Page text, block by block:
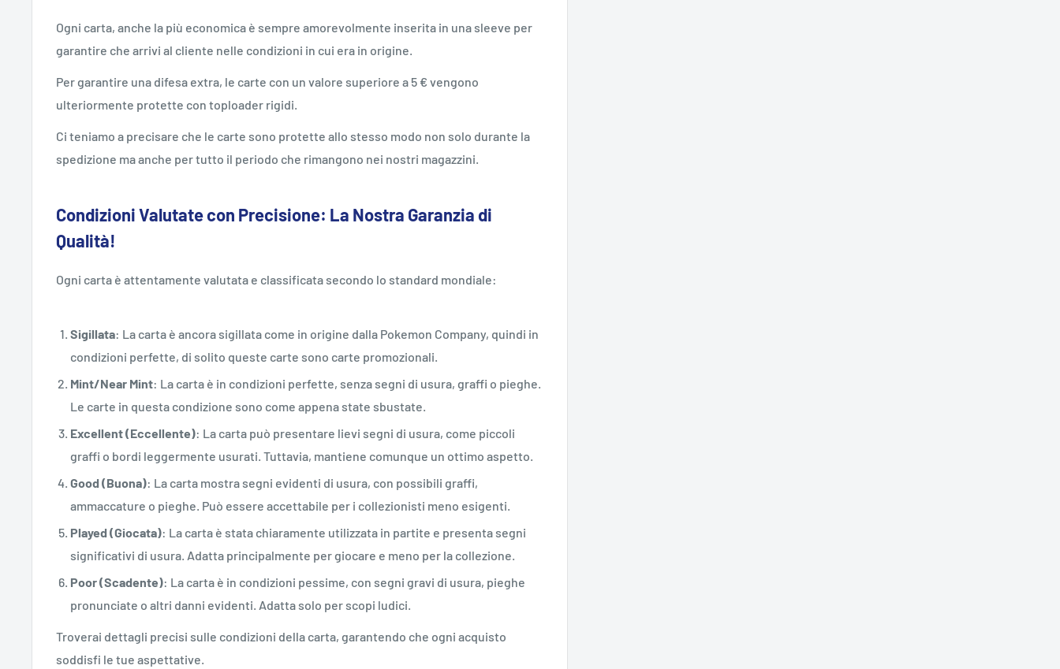
Ogni carta, anche la più economica è sempre amorevolmente inserita in una sleeve per
garantire che arrivi al cliente nelle condizioni in cui era in origine.
Per garantire una difesa extra, le carte con un valore superiore a 5 € vengono
ulteriormente protette con toploader rigidi.
Ci teniamo a precisare che le carte sono protette allo stesso modo non solo durante la
spedizione ma anche per tutto il periodo che rimangono nei nostri magazzini.
Condizioni Valutate con Precisione: La Nostra Garanzia di
Qualità!
Ogni carta è attentamente valutata e classificata secondo lo standard mondiale:
Sigillata: La carta è ancora sigillata come in origine dalla Pokemon Company, quindi in
condizioni perfette, di solito queste carte sono carte promozionali.
Mint/Near Mint: La carta è in condizioni perfette, senza segni di usura, graffi o pieghe.
Le carte in questa condizione sono come appena state sbustate.
Excellent (Eccellente): La carta può presentare lievi segni di usura, come piccoli
graffi o bordi leggermente usurati. Tuttavia, mantiene comunque un ottimo aspetto.
Good (Buona): La carta mostra segni evidenti di usura, con possibili graffi,
ammaccature o pieghe. Può essere accettabile per i collezionisti meno esigenti.
Played (Giocata): La carta è stata chiaramente utilizzata in partite e presenta segni
significativi di usura. Adatta principalmente per giocare e meno per la collezione.
Poor (Scadente): La carta è in condizioni pessime, con segni gravi di usura, pieghe
pronunciate o altri danni evidenti. Adatta solo per scopi ludici.
Troverai dettagli precisi sulle condizioni della carta, garantendo che ogni acquisto
soddisfi le tue aspettative.